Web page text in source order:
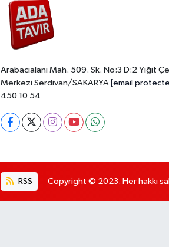
Arabacıalanı Mah. 509. Sk. No:3 D:2 Yiğit
Merkezi Serdivan/SAKARYA [email
450 10 54
RSS Copyright © 2023. Her hakkı